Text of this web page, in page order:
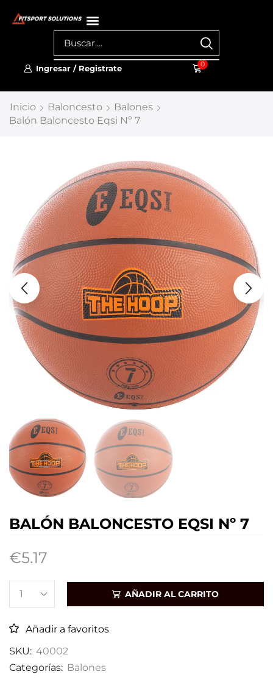
Ingresar / Registrate 0
Inicio Baloncesto
Balones
Balón Baloncesto Eqsi Nº 7
BALÓN BALONCESTO EQSI Nº 7
€5.17
AÑADIR AL CARRITO
Añadir a favoritos
SKU: 40002
Categorías: Balones